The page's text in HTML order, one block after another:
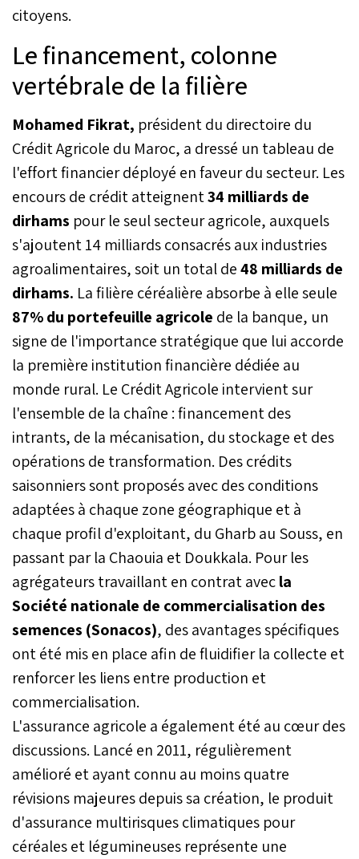
citoyens.
Le financement, colonne
vertébrale de la filière
Mohamed Fikrat, président du directoire du
Crédit Agricole du Maroc, a dressé un tableau de
l'effort financier déployé en faveur du secteur. Les
encours de crédit atteignent34 milliards de
dirhams pour le seul secteur agricole, auxquels
s'ajoutent 14 milliards consacrés aux industries
agroalimentaires, soit un total de48 milliards de
dirhams. La filière céréalière absorbe à elle seule
87% du portefeuille agricole de la banque, un
signe de l'importance stratégique que lui accorde
la première institution financière dédiée au
monde rural. Le Crédit Agricole intervient sur
l'ensemble de la chaîne : financement des
intrants, de la mécanisation, du stockage et des
opérations de transformation. Des crédits
saisonniers sont proposés avec des conditions
adaptées à chaque zone géographique et à
chaque profil d'exploitant, du Gharb au Souss, en
passant par la Chaouia et Doukkala. Pour les
agrégateurs travaillant en contrat avecla
Société nationale de commercialisation des
semences (Sonacos), des avantages spécifiques
ont été mis en place afin de fluidifier la collecte et
renforcer les liens entre production et
commercialisation.
L'assurance agricole a également été au cœur des
discussions. Lancé en 2011, régulièrement
amélioré et ayant connu au moins quatre
révisions majeures depuis sa création, le produit
d'assurance multirisques climatiques pour
céréales et légumineuses représente une